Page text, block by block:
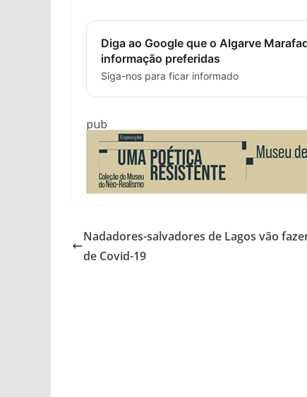
Diga ao Google que o Algarve
informação preferidas
Siga-nos para ficar informado
pub
Nadadores-salvadores de Lagos vão
de Covid-19